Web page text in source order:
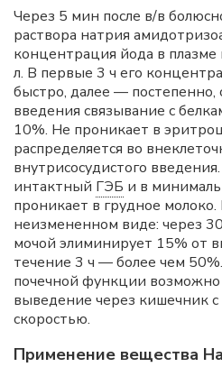
Через 5 мин после в/в
раствора натрия
концентрация йода в плазме
л. В первые 3 ч его
быстро, далее — постепенно,
введения связывание с
10%. Не проникает в
распределяется во
внутрисосудистого
интактный ГЭБ и в
проникает в грудное
неизмененном виде: через
мочой элиминирует 15% от
течение 3 ч — более чем
почечной функции возможно
выведение через кишечник
скоростью.
Применение вещества